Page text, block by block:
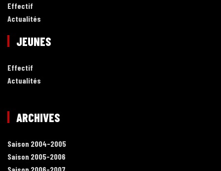
Effectif
Actualités
JEUNES
Effectif
Actualités
ARCHIVES
Saison 2004-2005
Saison 2005-2006